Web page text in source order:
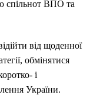
спільнот ВПО та
від щоденної
обмінятися
і
України.